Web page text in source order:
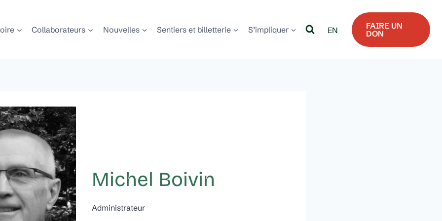
Collaborateurs Nouvelles Sentiers et billetterie S’impliquer EN
FAIRE UN
DON
Michel Boivin
Administrateur